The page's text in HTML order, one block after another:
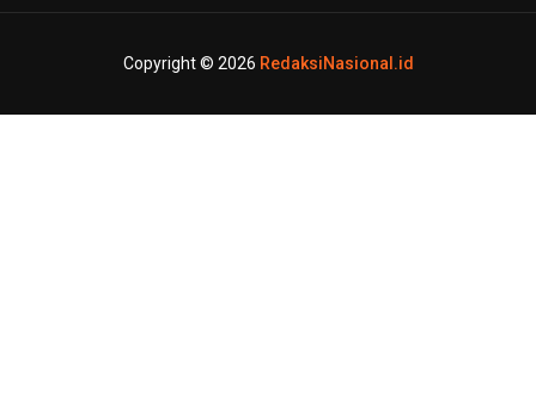
Copyright © 2026 RedaksiNasional.id